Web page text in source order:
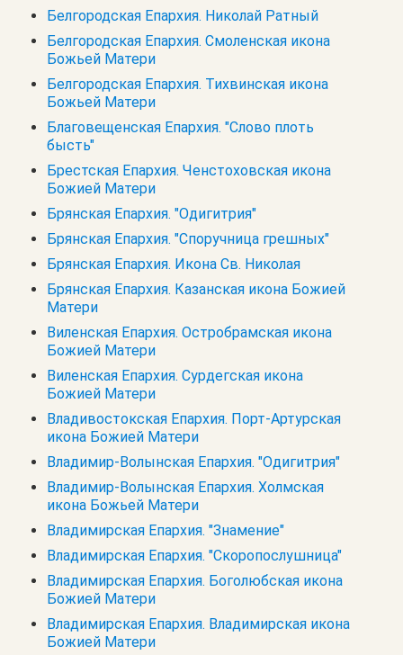
Белгородская Епархия. Николай Ратный
Белгородская Епархия. Смоленская икона
Божьей Матери
Белгородская Епархия. Тихвинская икона
Божьей Матери
Благовещенская Епархия. "Слово плоть
бысть"
Брестская Епархия. Ченстоховская икона
Божией Матери
Брянская Епархия. "Одигитрия"
Брянская Епархия. "Споручница грешных"
Брянская Епархия. Икона Св. Николая
Брянская Епархия. Казанская икона Божией
Матери
Виленская Епархия. Остробрамская икона
Божией Матери
Виленская Епархия. Сурдегская икона
Божией Матери
Владивостокская Епархия. Порт-Артурская
икона Божией Матери
Владимир-Волынская Епархия. "Одигитрия"
Владимир-Волынская Епархия. Холмская
икона Божьей Матери
Владимирская Епархия. "Знамение"
Владимирская Епархия. "Скоропослушница"
Владимирская Епархия. Боголюбская икона
Божией Матери
Владимирская Епархия. Владимирская икона
Божией Матери